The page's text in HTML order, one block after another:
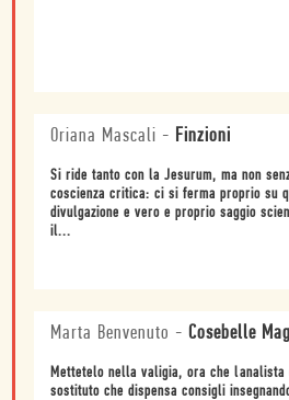
Oriana Mascali - Finzioni
Si ride tanto con la Jesurum, ma non
coscienza critica: ci si ferma proprio su
divulgazione e vero e proprio saggio
il...
Marta Benvenuto - Cosebelle
Mettetelo nella valigia, ora che lanalista
sostituto che dispensa consigli